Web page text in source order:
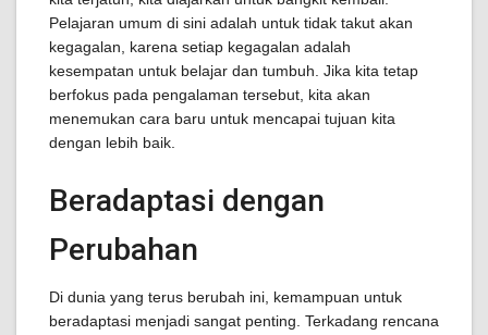
Pelajaran umum di sini adalah untuk tidak takut akan
kegagalan, karena setiap kegagalan adalah
kesempatan untuk belajar dan tumbuh. Jika kita tetap
berfokus pada pengalaman tersebut, kita akan
menemukan cara baru untuk mencapai tujuan kita
dengan lebih baik.
Beradaptasi dengan
Perubahan
Di dunia yang terus berubah ini, kemampuan untuk
beradaptasi menjadi sangat penting. Terkadang rencana